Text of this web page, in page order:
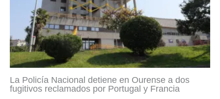
La Policía Nacional detiene en Ourense a dos
fugitivos reclamados por Portugal y Francia